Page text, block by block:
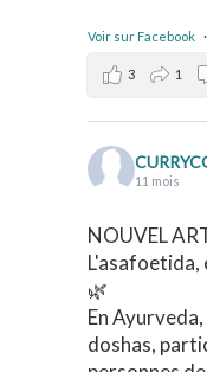
Voir sur Facebook ·
3 1
11 mois
NOUVEL
L'asafoetida,
🌿
En
doshas,